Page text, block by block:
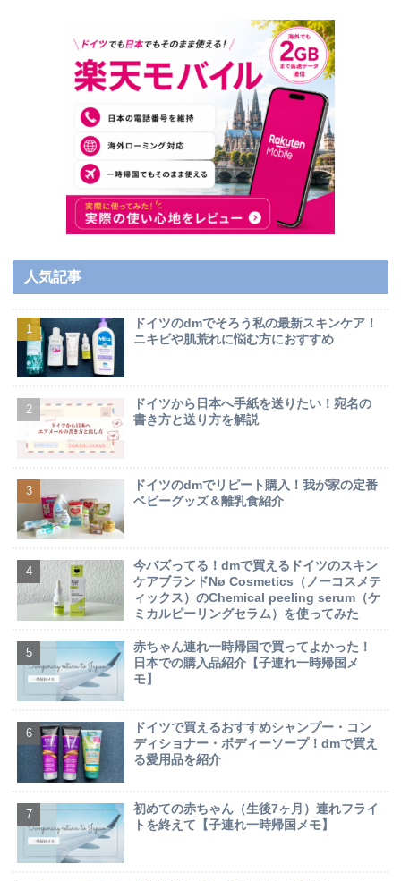
人気記事
ドイツのdmでそろう私の最新スキンケア！
ニキビや肌荒れに悩む方におすすめ
ドイツから日本へ手紙を送りたい！宛名の
書き方と送り方を解説
ドイツのdmでリピート購入！我が家の定番
ベビーグッズ＆離乳食紹介
今バズってる！dmで買えるドイツのスキン
ケアブランドNø Cosmetics（ノーコスメテ
ィックス）のChemical peeling serum（ケ
ミカルピーリングセラム）を使ってみた
赤ちゃん連れ一時帰国で買ってよかった！
日本での購入品紹介【子連れ一時帰国メ
モ】
ドイツで買えるおすすめシャンプー・コン
ディショナー・ボディーソープ！dmで買え
る愛用品を紹介
初めての赤ちゃん（生後7ヶ月）連れフライ
トを終えて【子連れ一時帰国メモ】